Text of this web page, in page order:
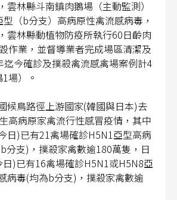
雲林縣斗南鎮肉鵝場（主動監測）
（b分支）高病原性禽流感病毒，
雲林縣動植物防疫所執行60日齡肉
作業，並督導業者完成場區清潔及
今確診及撲殺禽流感禽場案例計4
場）。
候鳥路徑上游國家(韓國與日本)去
高病原家禽流行性感冒疫情，其中
日)已有21禽場確診H5N1亞型高病
分支)，撲殺家禽數逾180萬隻，日
)已有16禽場確診H5N1或H5N8亞
病毒(均為b分支)，撲殺家禽數逾